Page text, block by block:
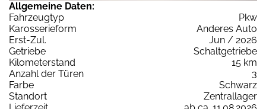
Allgemeine Daten:
Fahrzeugtyp
Pkw
Karosserieform
Anderes Auto
Erst-Zul.
Jun / 2026
Getriebe
Schaltgetriebe
Kilometerstand
15 km
Anzahl der Türen
3
Farbe
Schwarz
Standort
Zentrallager